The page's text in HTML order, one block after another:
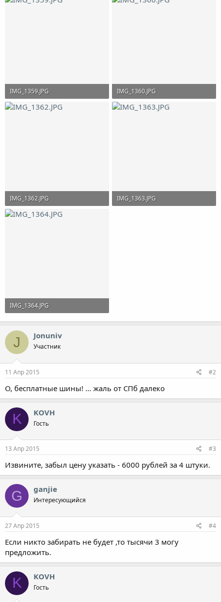
IMG_1359.JPG
691.1 KB · Просмотры: 414
IMG_1360.JPG
606.4 KB · Просмотры: 357
IMG_1362.JPG
489.4 KB · Просмотры: 366
IMG_1363.JPG
IMG_1364.JPG
419.7 KB · Просмотры: 362
J Jonuniv
Участник
11 Апр 2015 #2
О, бесплатные шины! ... жаль от СПб далеко
K KOVH
Гость
13 Апр 2015 #3
Извините, забыл цену указать - 6000 рублей за 4 штуки.
G ganjie
Интересующийся
27 Апр 2015 #4
Если никто забирать не будет ,то тысячи 3 могу
предложить.
K KOVH
Гость